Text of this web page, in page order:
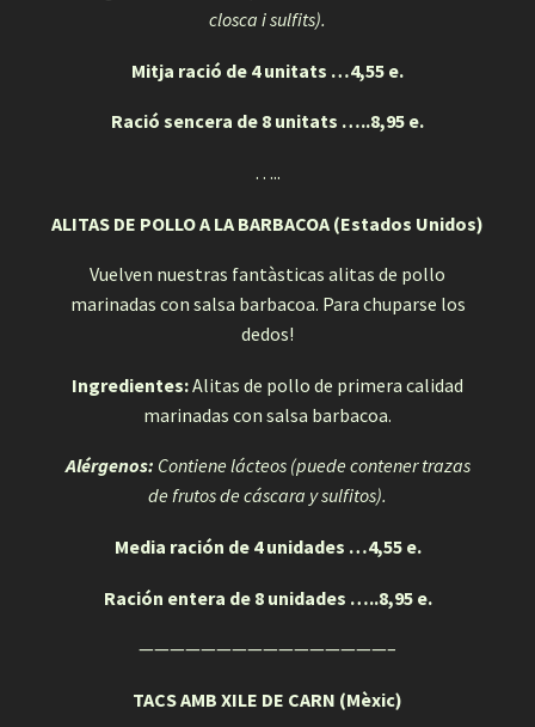
closca i sulfits).
Mitja ració de 4 unitats …4,55 e.
Ració sencera de 8 unitats …..8,95 e.
…..
ALITAS DE POLLO A LA BARBACOA (Estados Unidos)
Vuelven nuestras fantàsticas alitas de pollo
marinadas con salsa barbacoa. Para chuparse los
dedos!
Ingredientes:Alitas de pollo de primera calidad
marinadas con salsa barbacoa.
Alérgenos: Contiene lácteos (puede contener trazas
de frutos de cáscara y sulfitos).
Media ración de 4 unidades …4,55 e.
Ración entera de 8 unidades …..8,95 e.
————————————————–
TACS AMB XILE DE CARN (Mèxic)